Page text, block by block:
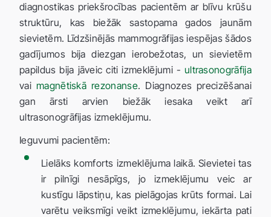
diagnostikas priekšrocības pacientēm ar blīvu krūšu
struktūru, kas biežāk sastopama gados jaunām
sievietēm. Līdzšinējās mammogrāfijas iespējas šādos
gadījumos bija diezgan ierobežotas, un sievietēm
papildus bija jāveic citi izmeklējumi - ultrasonogrāfija
vai magnētiskā rezonanse. Diagnozes precizēšanai
gan ārsti arvien biežāk iesaka veikt arī
ultrasonogrāfijas izmeklējumu.
Ieguvumi pacientēm:
Lielāks komforts izmeklējuma laikā. Sievietei tas
ir pilnīgi nesāpīgs, jo izmeklējumu veic ar
kustīgu lāpstiņu, kas pielāgojas krūts formai. Lai
varētu veiksmīgi veikt izmeklējumu, iekārta pati